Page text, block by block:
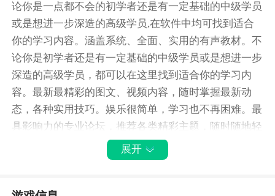
论你是一点都不会的初学者还是有一定基础的中级学员
或是想进一步深造的高级学员,在软件中均可找到适合
你的学习内容。涵盖系统、全面、实用的有声教材。不
论你是初学者还是有一定基础的中级学员或是想进一步
深造的高级学员，都可以在这里找到适合你的学习内
容。最新最精彩的图文、视频内容，随时掌握最新动
态，各种实用技巧。娱乐很简单，学习也不再困难。最
具影响力的专业论坛，推荐各类精彩主题，随时随地轻
展开